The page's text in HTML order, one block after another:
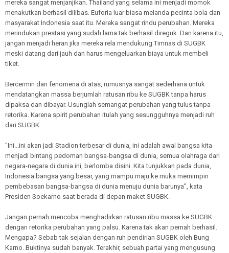
mereka sangat menjanjikan. Thailand yang selama ini menjadi momok
menakutkan berhasil dilibas. Euforia luar biasa melanda pecinta bola dan
masyarakat Indonesia saat itu. Mereka sangat rindu perubahan. Mereka
merindukan prestasi yang sudah lama tak berhasil direguk. Dan karena itu,
jangan menjadi heran jika mereka rela mendukung Timnas di SUGBK
meski datang dari jauh dan harus mengeluarkan biaya untuk membeli
tiket.
Bercermin dari fenomena di atas, rumusnya sangat sederhana untuk
mendatangkan massa berjumlah ratusan ribu ke SUGBK tanpa harus
dipaksa dan dibayar. Usunglah semangat perubahan yang tulus tanpa
retorika. Karena spirit perubahan itulah yang sesungguhnya menjadi ruh
dari SUGBK.
"Ini...ini akan jadi Stadion terbesar di dunia, ini adalah awal bangsa kita
menjadi bintang pedoman bangsa-bangsa di dunia, semua olahraga dari
negara-negara di dunia ini, berlomba disini. Kita tunjukkan pada dunia,
Indonesia bangsa yang besar, yang mampu maju ke muka memimpin
pembebasan bangsa-bangsa di dunia menuju dunia barunya”, kata
Presiden Soekarno saat berada di depan maket SUGBK.
Jangan pernah mencoba menghadirkan ratusan ribu massa ke SUGBK
dengan retorika perubahan yang palsu. Karena tak akan pernah berhasil.
Mengapa? Sebab tak sejalan dengan ruh pendirian SUGBK oleh Bung
Karno. Buktinya sudah banyak. Terakhir, sebuah partai yang mengusung